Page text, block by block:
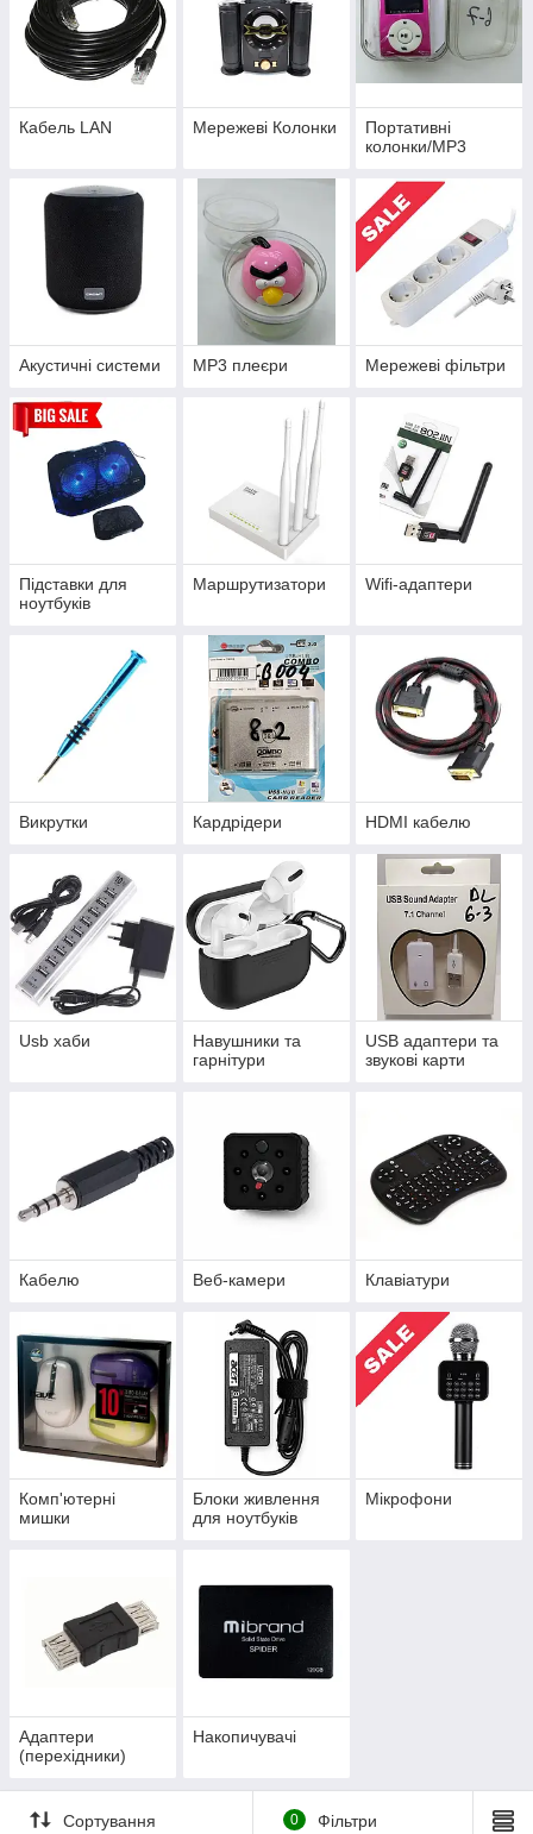
Кабель LAN Мережеві Колонки
Портативні
колонки/MP3
Акустичні системи МР3 плеєри Мережеві фільтри
Підставки для
ноутбуків
Маршрутизатори Wifi-адаптери
Викрутки Кардрідери HDMI кабелю
Usb хаби
Навушники та
гарнітури
USB адаптери та
звукові карти
Кабелю Веб-камери Клавіатури
Комп'ютерні
мишки
Блоки живлення
для ноутбуків
Мікрофони
Адаптери
(перехідники)
Накопичувачі
Сортування 0 Фільтри